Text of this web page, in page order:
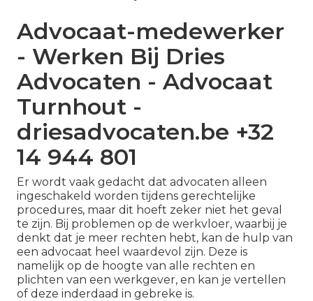
Advocaat-medewerker
- Werken Bij Dries
Advocaten - Advocaat
Turnhout -
driesadvocaten.be +32
14 944 801
Er wordt vaak gedacht dat advocaten alleen
ingeschakeld worden tijdens gerechtelijke
procedures, maar dit hoeft zeker niet het geval
te zijn. Bij problemen op de werkvloer, waarbij je
denkt dat je meer rechten hebt, kan de hulp van
een advocaat heel waardevol zijn. Deze is
namelijk op de hoogte van alle rechten en
plichten van een werkgever, en kan je vertellen
of deze inderdaad in gebreke is.